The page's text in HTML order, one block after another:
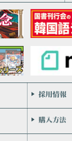
会社案内
お問い合わせ
個人情報保護方針